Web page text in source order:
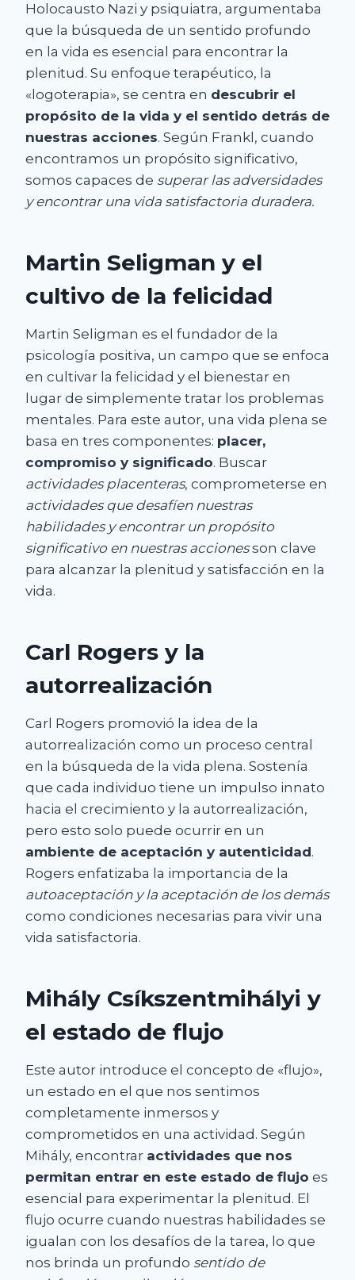
Holocausto Nazi y psiquiatra, argumentaba
que la búsqueda de un sentido profundo
en la vida es esencial para encontrar la
plenitud. Su enfoque terapéutico, la
«logoterapia», se centra en descubrir el
propósito de la vida y el sentido detrás de
nuestras acciones. Según Frankl, cuando
encontramos un propósito significativo,
somos capaces de superar las adversidades
y encontrar una vida satisfactoria duradera.
Martin Seligman y el
cultivo de la felicidad
Martin Seligman es el fundador de la
psicología positiva, un campo que se enfoca
en cultivar la felicidad y el bienestar en
lugar de simplemente tratar los problemas
mentales. Para este autor, una vida plena se
basa en tres componentes: placer,
compromiso y significado. Buscar
actividades placenteras, comprometerse en
actividades que desafíen nuestras
habilidades y encontrar un propósito
significativo en nuestras accionesson clave
para alcanzar la plenitud y satisfacción en la
vida.
Carl Rogers y la
autorrealización
Carl Rogers promovió la idea de la
autorrealización como un proceso central
en la búsqueda de la vida plena. Sostenía
que cada individuo tiene un impulso innato
hacia el crecimiento y la autorrealización,
pero esto solo puede ocurrir en un
ambiente de aceptación y autenticidad.
Rogers enfatizaba la importancia de la
autoaceptación y la aceptación de los demás
como condiciones necesarias para vivir una
vida satisfactoria.
Mihály Csíkszentmihályi y
el estado de flujo
Este autor introduce el concepto de «flujo»,
un estado en el que nos sentimos
completamente inmersos y
comprometidos en una actividad. Según
Mihály, encontrar actividades que nos
permitan entrar en este estado de flujo es
esencial para experimentar la plenitud. El
flujo ocurre cuando nuestras habilidades se
igualan con los desafíos de la tarea, lo que
nos brinda un profundo sentido de